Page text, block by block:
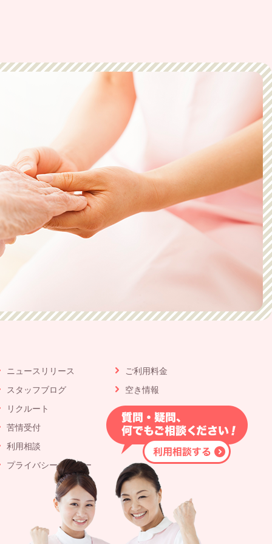
ニュースリリース
スタッフブログ
リクルート
苦情受付
利用相談
プライバシーポリシー
ご利用料金
空き情報